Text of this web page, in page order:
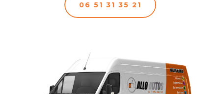
06 51 31 35 21